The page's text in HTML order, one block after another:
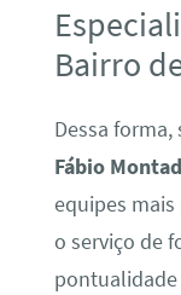
Bairro
Dessa
Fábio
equipes mais
o serviço de
pontualidade